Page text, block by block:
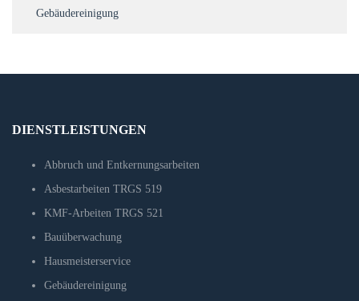
Gebäudereinigung
DIENSTLEISTUNGEN
Abbruch und Entkernungsarbeiten
Asbestarbeiten TRGS 519
KMF-Arbeiten TRGS 521
Bauüberwachung
Hausmeisterservice
Gebäudereinigung